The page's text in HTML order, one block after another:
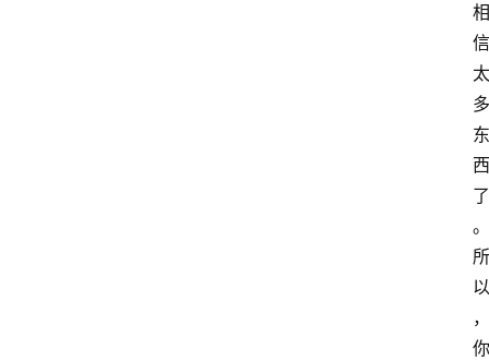
相
信
太
多
东
西
了
。
所
以
，
你